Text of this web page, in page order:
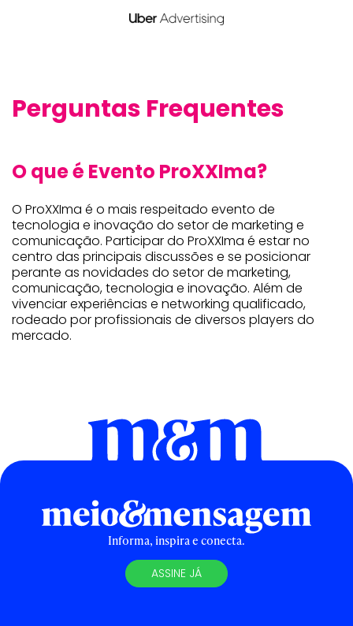
Perguntas Frequentes
O que é Evento ProXXIma?
O ProXXIma é o mais respeitado evento de
tecnologia e inovação do setor de marketing e
comunicação. Participar do ProXXIma é estar no
centro das principais discussões e se posicionar
perante as novidades do setor de marketing,
comunicação, tecnologia e inovação. Além de
vivenciar experiências e networking qualificado,
rodeado por profissionais de diversos players do
mercado.
Informa, inspira e conecta.
ASSINE JÁ